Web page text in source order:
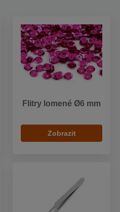
Flitry lomené Ø6 mm
Zobrazit